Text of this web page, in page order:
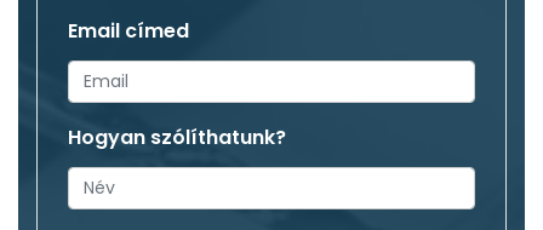
Email címed
Hogyan szólíthatunk?